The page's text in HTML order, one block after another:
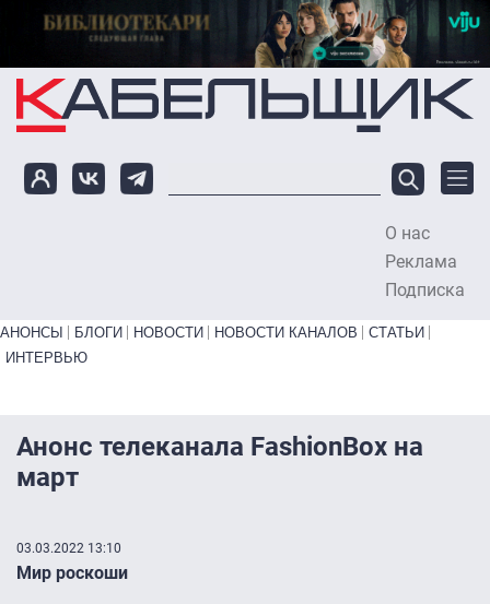
Перейти к основному содержанию
О нас
Реклама
Подписка
Primary links bottom
АНОНСЫ БЛОГИ НОВОСТИ НОВОСТИ КАНАЛОВ
СТАТЬИ
ИНТЕРВЬЮ
Анонс телеканала FashionBox на
март
03.03.2022 13:10
Мир роскоши